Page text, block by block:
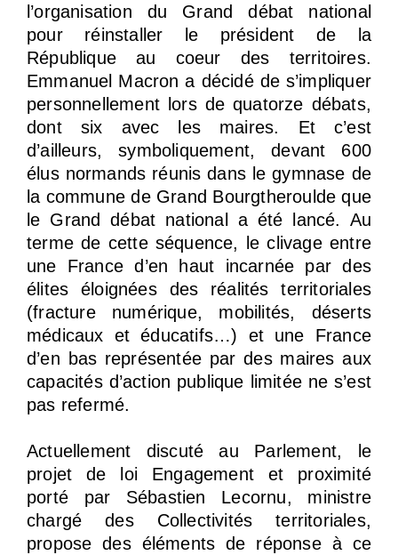
l’organisation du Grand débat national
pour réinstaller le président de la
République au coeur des territoires.
Emmanuel Macron a décidé de s’impliquer
personnellement lors de quatorze débats,
dont six avec les maires. Et c’est
d’ailleurs, symboliquement, devant 600
élus normands réunis dans le gymnase de
la commune de Grand Bourgtheroulde que
le Grand débat national a été lancé. Au
terme de cette séquence, le clivage entre
une France d’en haut incarnée par des
élites éloignées des réalités territoriales
(fracture numérique, mobilités, déserts
médicaux et éducatifs…) et une France
d’en bas représentée par des maires aux
capacités d’action publique limitée ne s’est
pas refermé.
Actuellement discuté au Parlement, le
projet de loi Engagement et proximité
porté par Sébastien Lecornu, ministre
chargé des Collectivités territoriales,
propose des éléments de réponse à ce